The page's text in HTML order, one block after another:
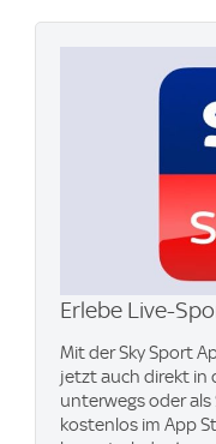
Erlebe Live-
Mit der Sky Sport
jetzt auch direkt in
unterwegs oder als
kostenlos im App